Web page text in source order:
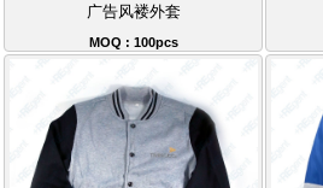
广告风褛外套
MOQ : 100pcs